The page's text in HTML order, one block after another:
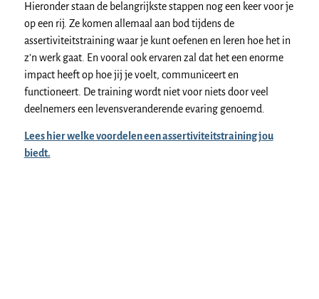
Hieronder staan de belangrijkste stappen nog een keer voor je
op een rij. Ze komen allemaal aan bod tijdens de
assertiviteitstraining waar je kunt oefenen en leren hoe het in
z’n werk gaat. En vooral ook ervaren zal dat het een enorme
impact heeft op hoe jij je voelt, communiceert en
functioneert. De training wordt niet voor niets door veel
deelnemers een levensveranderende evaring genoemd.
Lees hier welke voordelen een assertiviteitstraining jou
biedt.